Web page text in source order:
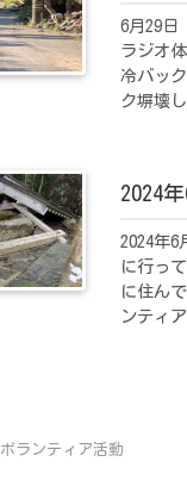
6月29日
ラジオ
冷バッ
ク塀壊
2024
2024年6
に行っ
に住ん
ンティ
ボランティア活動